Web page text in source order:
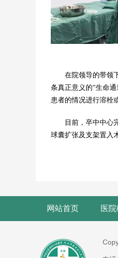
在院领导的带领下
条真正意义的“生命
患者的情况进行溶栓
目前，卒中中心完
球囊扩张及支架置入
网站首页 医